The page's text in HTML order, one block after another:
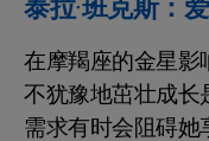
泰拉·班克斯：
在摩羯座的金星影
不犹豫地茁壮成
需求有时会阻碍